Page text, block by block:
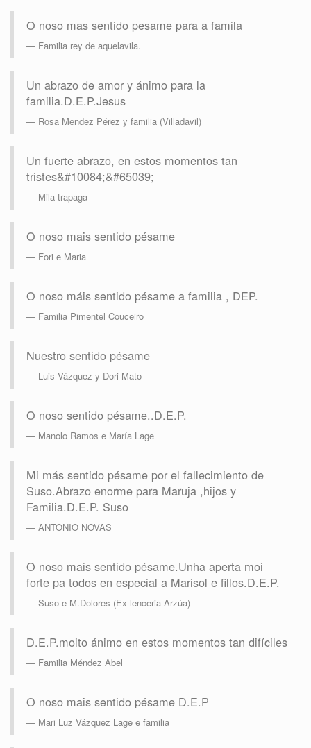
O noso mas sentido pesame para a famila
Familia rey de aquelavila.
Un abrazo de amor y ánimo para la
familia.D.E.P.Jesus
Rosa Mendez Pérez y familia (Villadavil)
Un fuerte abrazo, en estos momentos tan
tristes&#10084;&#65039;
Mila trapaga
O noso mais sentido pésame
Fori e Maria
O noso máis sentido pésame a familia , DEP.
Familia Pimentel Couceiro
Nuestro sentido pésame
Luis Vázquez y Dori Mato
O noso sentido pésame..D.E.P.
Manolo Ramos e María Lage
Mi más sentido pésame por el fallecimiento de
Suso.Abrazo enorme para Maruja ,hijos y
Familia.D.E.P. Suso
ANTONIO NOVAS
O noso mais sentido pésame.Unha aperta moi
forte pa todos en especial a Marisol e fillos.D.E.P.
Suso e M.Dolores (Ex lenceria Arzúa)
D.E.P.moito ánimo en estos momentos tan difíciles
Familia Méndez Abel
O noso mais sentido pésame D.E.P
Mari Luz Vázquez Lage e familia